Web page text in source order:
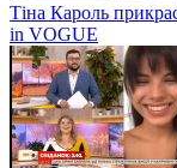
Тіна Кароль
in VOGUE